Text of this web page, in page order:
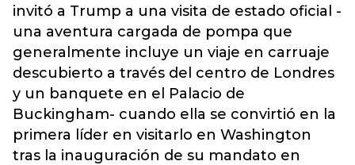
invitó a Trump a una visita de estado oficial -
una aventura cargada de pompa que
generalmente incluye un viaje en carruaje
descubierto a través del centro de Londres
y un banquete en el Palacio de
Buckingham- cuando ella se convirtió en la
primera líder en visitarlo en Washington
tras la inauguración de su mandato en